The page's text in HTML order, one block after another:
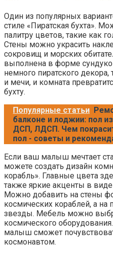
Один из популярных
стиле «Пиратская бухта».
палитру цветов, такие как
Стены можно украсить
сокровищ и морских
выполнена в форме
немного пиратского
и мечи, и комната
бухту.
Популярные статьи
балконе и лоджии: пол
ДСП, ЛДСП. Чем
пол - советы и
Если ваш малыш мечтает
можете создать дизайн
корабль». Главные цвета
также яркие акценты в
Можно добавить на стены
космических кораблей, а на
звезды. Мебель можно
космического
малыш сможет
космонавтом.